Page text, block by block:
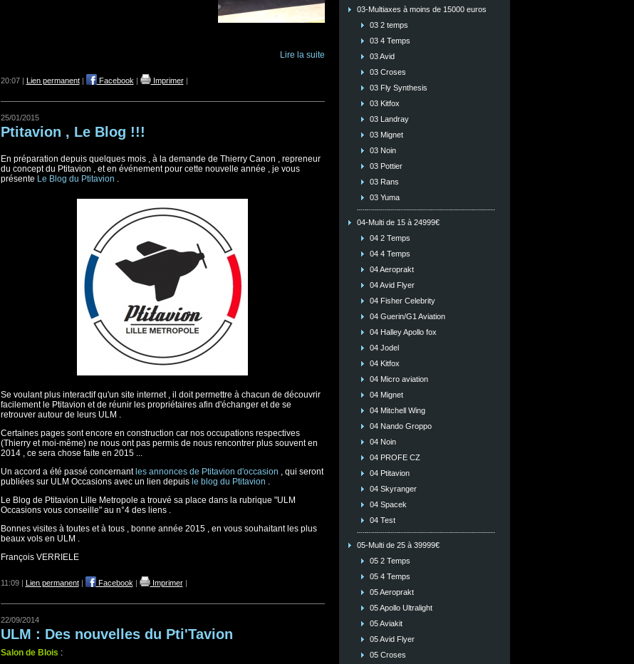
03-Multiaxes à moins de 15000 euros
03 2 temps
03 4 Temps
03 Avid
03 Croses
03 Fly Synthesis
03 Kitfox
03 Landray
03 Mignet
03 Noin
03 Pottier
03 Rans
03 Yuma
04-Multi de 15 à 24999€
04 2 Temps
04 4 Temps
04 Aeroprakt
04 Avid Flyer
04 Fisher Celebrity
04 Guerin/G1 Aviation
04 Halley Apollo fox
04 Jodel
04 Kitfox
04 Micro aviation
04 Mignet
04 Mitchell Wing
04 Nando Groppo
04 Noin
04 PROFE CZ
04 Ptitavion
04 Skyranger
04 Spacek
04 Test
05-Multi de 25 à 39999€
05 2 Temps
05 4 Temps
05 Aeroprakt
05 Apollo Ultralight
05 Aviakit
05 Avid Flyer
05 Croses
Lire la suite
20:07 | Lien permanent| Facebook Imprimer|
25/01/2015
Ptitavion , Le Blog !!!
En préparation depuis quelques mois , à la demande de Thierry Canon , repreneur
du concept du Ptitavion , et en événement pour cette nouvelle année , je vous
présente Le Blog du Ptitavion .
Se voulant plus interactif qu'un site internet , il doit permettre à chacun de découvrir
facilement le Ptitavion et de réunir les propriétaires afin d'échanger et de se
retrouver autour de leurs ULM .
Certaines pages sont encore en construction car nos occupations respectives
(Thierry et moi-même) ne nous ont pas permis de nous rencontrer plus souvent en
2014 , ce sera chose faite en 2015 ...
Un accord a été passé concernant les annonces de Ptitavion d'occasion , qui seront
publiées sur ULM Occasions avec un lien depuis le blog du Ptitavion .
Le Blog de Ptitavion Lille Metropole a trouvé sa place dans la rubrique "ULM
Occasions vous conseille" au n°4 des liens .
Bonnes visites à toutes et à tous , bonne année 2015 , en vous souhaitant les plus
beaux vols en ULM .
François VERRIELE
11:09 | Lien permanent| Facebook | Imprimer|
22/09/2014
ULM : Des nouvelles du Pti'Tavion
Salon de Blois :